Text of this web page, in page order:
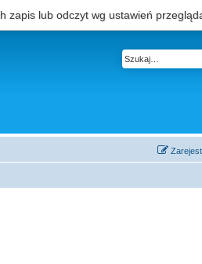
zapis lub odczyt wg ustawień